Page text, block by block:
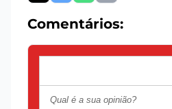
Comentários: